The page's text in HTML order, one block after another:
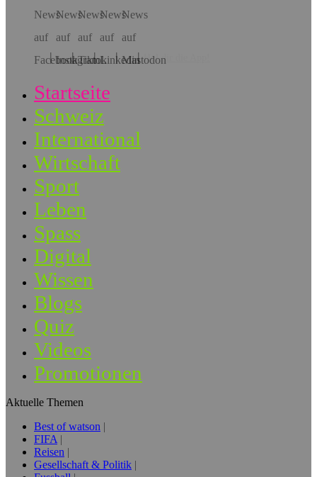
Hol dir die App!
Startseite
Schweiz
International
Wirtschaft
Sport
Leben
Spass
Digital
Wissen
Blogs
Quiz
Videos
Promotionen
Aktuelle Themen
Best of watson
FIFA
Reisen
Gesellschaft & Politik